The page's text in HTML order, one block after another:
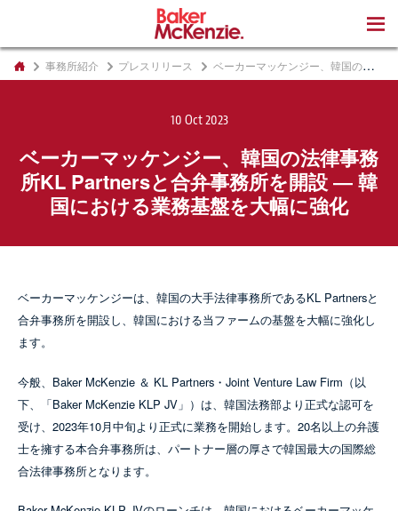
事務所紹介 プレスリリース ベーカーマッケンジー、韓国の法律事務所KL Partnersと合弁事務所を開設 ― 韓国における業務基盤を大幅に強化
10 Oct 2023
ベーカーマッケンジー、韓国の法律事務
所KL Partnersと合弁事務所を開設 ― 韓
国における業務基盤を大幅に強化
ベーカーマッケンジーは、韓国の大手法律事務所であるKL Partnersと
合弁事務所を開設し、韓国における当ファームの基盤を大幅に強化し
ます。
今般、Baker McKenzie ＆ KL Partners・Joint Venture Law Firm（以
下、「Baker McKenzie KLP JV」）は、韓国法務部より正式な認可を
受け、2023年10月中旬より正式に業務を開始します。20名以上の弁護
士を擁する本合弁事務所は、パートナー層の厚さで韓国最大の国際総
合法律事務所となります。